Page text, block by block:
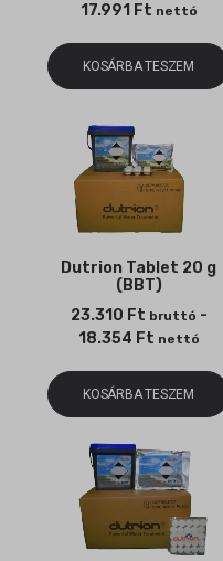
17.991 Ft nettó
KOSÁRBA TESZEM
Dutrion Tablet 20 g
(BBT)
23.310 Ft bruttó -
18.354 Ft nettó
KOSÁRBA TESZEM